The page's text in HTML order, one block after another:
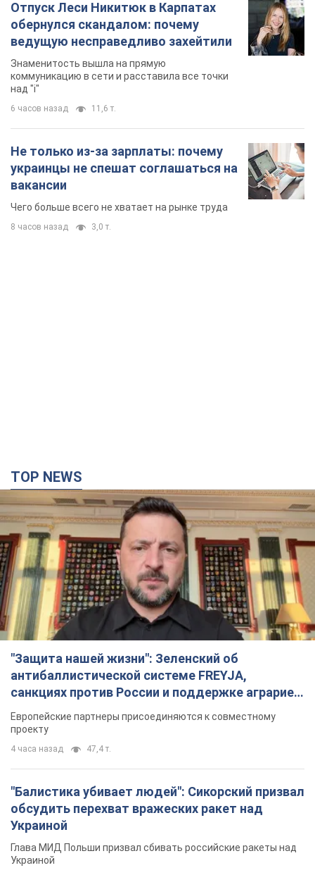
Чего больше всего не хватает на рынке труда
8 часов назад 3,0 т.
антибаллистической системе FREYJA,
санкциях против России и поддержке аграриев.
Видео
Европейские партнеры присоединяются к совместному
проекту
4 часа назад 47,4 т.
"Балистика убивает людей": Сикорский призвал
обсудить перехват вражеских ракет над
Украиной
Глава МИД Польши призвал сбивать российские ракеты над
Украиной
4 часа назад 7,7 т.
Россия нанесла удар с помощью дрона по
немецкому судну в Чёрном море у Одессы:
нанесли еще один удар беспилотником по судну
2 часа назад 2,0 т.